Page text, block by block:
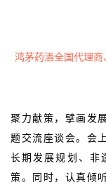
鸿茅药酒全国代理
聚力献策，擘画发
题交流座谈会。会
长期发展规划、非
策。同时，认真倾